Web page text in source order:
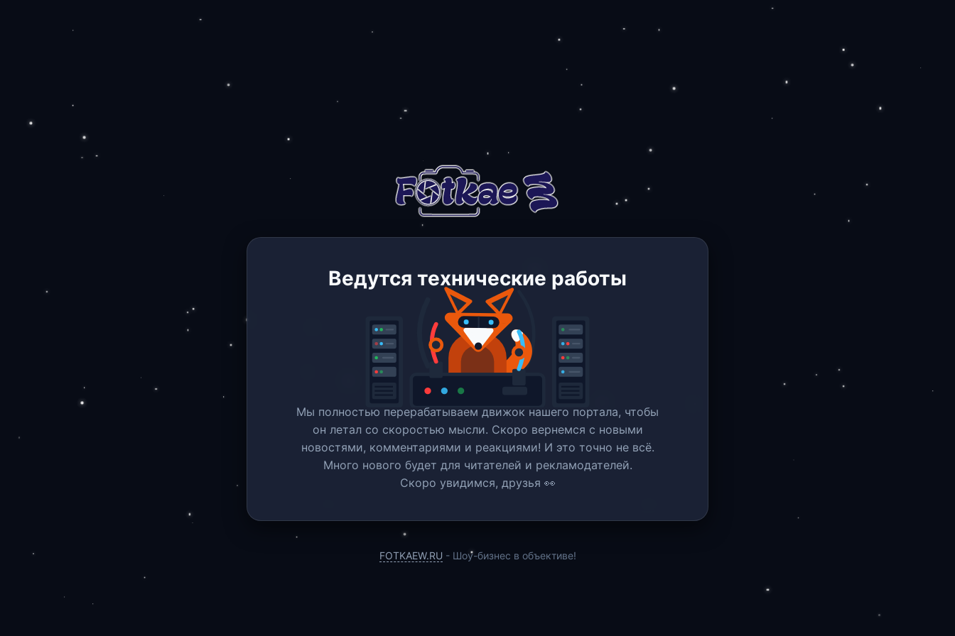
Ведутся технические работы
Мы полностью перерабатываем движок нашего портала, чтобы
он летал со скоростью мысли. Скоро вернемся c новыми
новостями, комментариями и реакциями! И это точно не всё.
Много нового будет для читателей и рекламодателей.
Скоро увидимся, друзья 👀
FOTKAEW.RU - Шоу-бизнес в объективе!